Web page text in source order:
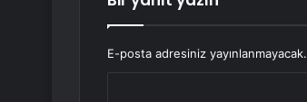
E-posta adresiniz yayınlanmayacak.